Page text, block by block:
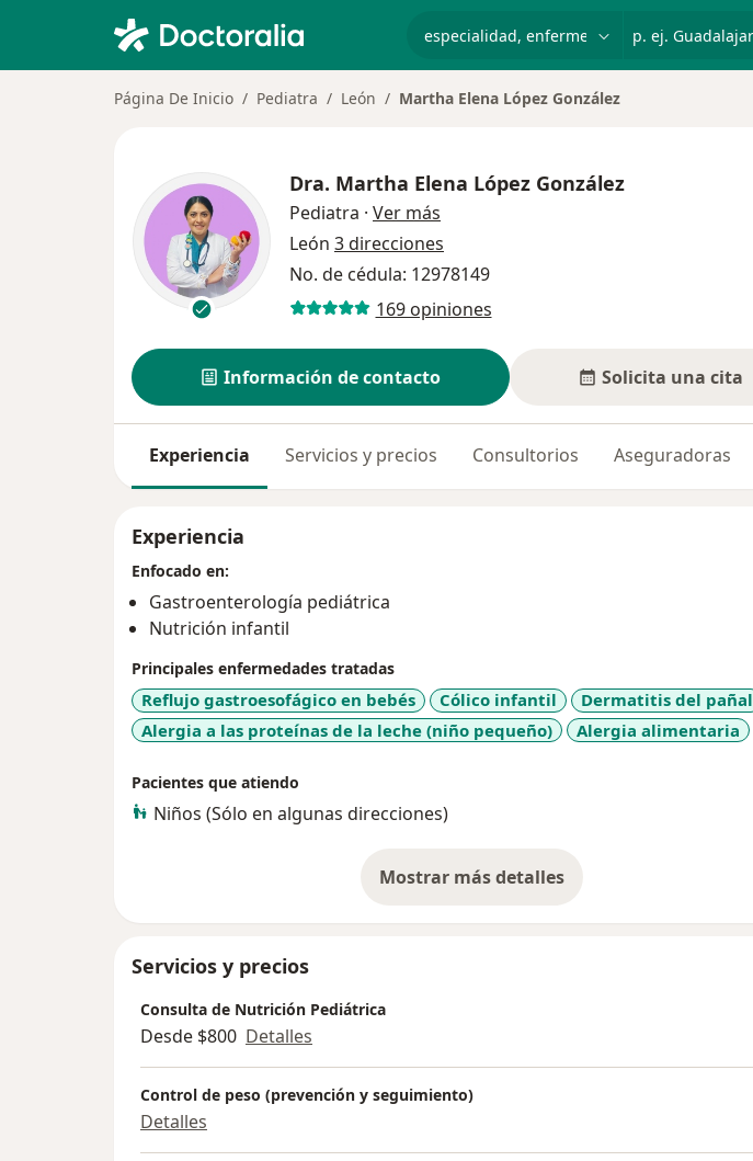
Página De Inicio Pediatra León Martha Elena López González
Dra. Martha Elena López González
Pediatra · Ver más
León 3 direcciones
No. de cédula: 12978149
169 opiniones
Información de contacto Solicita una cita
Experiencia Servicios y precios Consultorios Aseguradoras
Experiencia
Enfocado en:
Gastroenterología pediátrica
Nutrición infantil
Principales enfermedades tratadas
Reflujo gastroesofágico en bebés Cólico infantil
Dermatitis del pañal
Alergia a las proteínas de la leche (niño pequeño)
Alergia alimentaria
Pacientes que atiendo
Niños (Sólo en algunas direcciones)
Mostrar más detalles
sobre la experiencia
Servicios y precios
Consulta de Nutrición Pediátrica
Desde $800 Detalles
Control de peso (prevención y seguimiento)
Detalles